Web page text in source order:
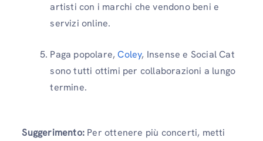
artisti con i marchi che vendono beni e
servizi online.
Paga popolare,Coley, Insense e Social Cat
sono tutti ottimi per collaborazioni a lungo
termine.
Suggerimento: Per ottenere più concerti, metti